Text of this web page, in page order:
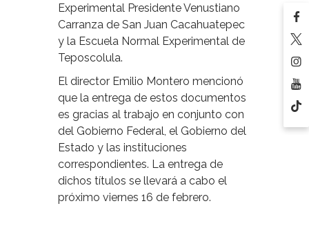
Experimental Presidente Venustiano
Carranza de San Juan Cacahuatepec
y la Escuela Normal Experimental de
Teposcolula.
El director Emilio Montero mencionó
que la entrega de estos documentos
es gracias al trabajo en conjunto con
del Gobierno Federal, el Gobierno del
Estado y las instituciones
correspondientes. La entrega de
dichos títulos se llevará a cabo el
próximo viernes 16 de febrero.